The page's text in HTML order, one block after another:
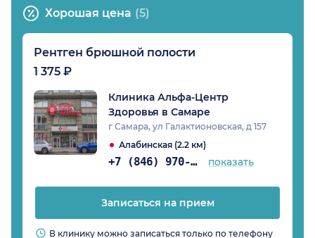
Хорошая цена (5)
Рентген брюшной полости
1 375 ₽
Клиника Альфа-Центр
Здоровья в Самаре
г Самара, ул Галактионовская, д 157
Алабинская (2.2 км)
+7 (846) 970-74-07 показать
Записаться на прием
В клинику можно записаться только по телефону